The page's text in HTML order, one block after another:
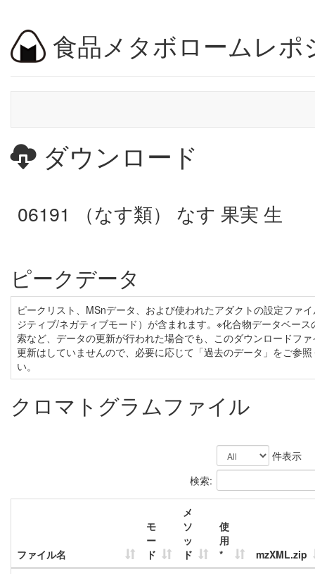
食品メタボロームレポ
ダウンロード
06191 （なす類） なす 果実 生
ピークデータ
ピークリスト、MSnデータ、および使われたアダクトの設定ファ
ジティブ/ネガティブモード）が含まれます。※化合物データベース
索など、データの更新が行われた場合でも、このダウンロードフ
更新はしていませんので、必要に応じて「過去のデータ」をご参
い。
クロマトグラムファイル
件表示
検索:
ファイル名
モ
ー
ド
メ
ソ
ッ
ド
使
用
*
mzXML.zip